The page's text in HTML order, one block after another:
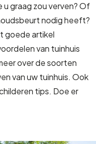
u graag zou verven? Of
nodig heeft?
goede artikel
van tuinhuis
over de soorten
van uw tuinhuis. Ook
tips. Doe er